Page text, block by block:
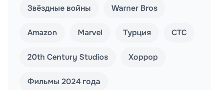
Звёздные войны Warner Bros
Amazon Marvel Турция СТС
20th Century Studios Хоррор
Фильмы 2024 года